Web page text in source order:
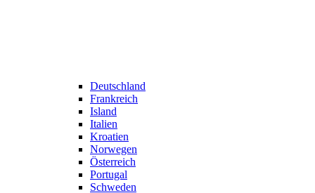
Deutschland
Frankreich
Island
Italien
Kroatien
Norwegen
Österreich
Portugal
Schweden